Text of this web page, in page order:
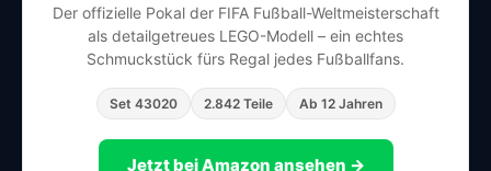
Der offizielle Pokal der FIFA Fußball-Weltmeisterschaft
als detailgetreues LEGO-Modell – ein echtes
Schmuckstück fürs Regal jedes Fußballfans.
Set 43020 2.842 Teile Ab 12 Jahren
Jetzt bei Amazon ansehen →